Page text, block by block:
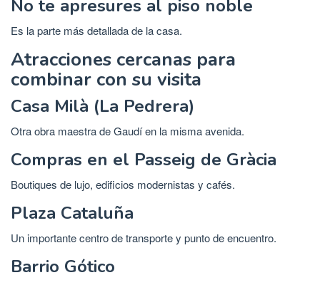
No te apresures al piso noble
Es la parte más detallada de la casa.
Atracciones cercanas para
combinar con su visita
Casa Milà (La Pedrera)
Otra obra maestra de Gaudí en la misma avenida.
Compras en el Passeig de Gràcia
Boutiques de lujo, edificios modernistas y cafés.
Plaza Cataluña
Un importante centro de transporte y punto de encuentro.
Barrio Gótico